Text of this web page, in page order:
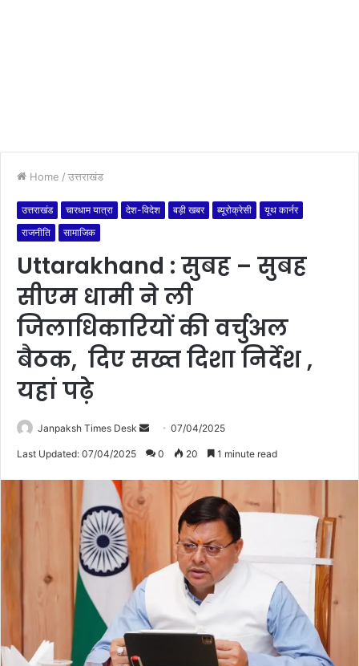
Home / उत्तराखंड
उत्तराखंड चारधाम यात्रा देश-विदेश बड़ी खबर ब्यूरोक्रेसी
यूथ कार्नर
राजनीति
सामाजिक
Uttarakhand : सुबह – सुबह
सीएम धामी ने ली
जिलाधिकारियों की वर्चुअल
बैठक, दिए सख्त दिशा निर्देश ,
यहां पढ़े
Janpaksh Times Desk
e
l
07/04/2025
Last Updated: 07/04/2025 0 20 1 minute read